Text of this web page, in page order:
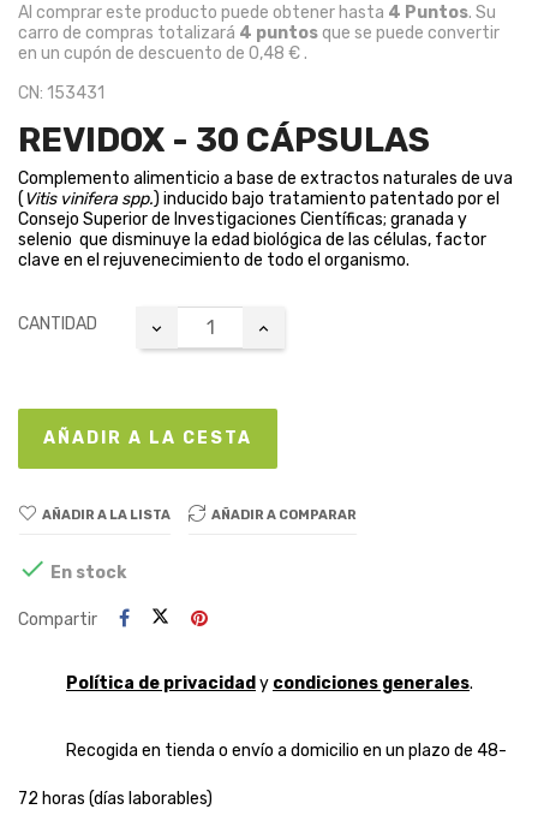
Al comprar este producto puede obtener hasta 4 Puntos. Su
carro de compras totalizará 4 puntosque se puede convertir
en un cupón de descuento de 0,48 €.
CN: 153431
REVIDOX - 30 CÁPSULAS
Complemento alimenticio a base de extractos naturales de uva
(Vitis vinifera spp.) inducido bajo tratamiento patentado por el
Consejo Superior de Investigaciones Científicas; granada y
selenio que disminuye la edad biológica de las células, factor
clave en el rejuvenecimiento de todo el organismo.
CANTIDAD
AÑADIR A LA CESTA
AÑADIR A LA LISTA AÑADIR A COMPARAR
 En stock
Compartir
Política de privacidad y condiciones generales.
Recogida en tienda o envío a domicilio en un plazo de 48-
72 horas (días laborables)